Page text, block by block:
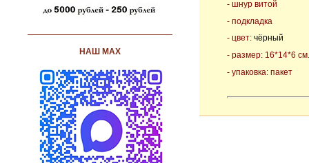
НАШ МАХ
- шнур витой
- подкладка
- цвет: чёрный
- размер: 16*14*6 см.
- упаковка: пакет